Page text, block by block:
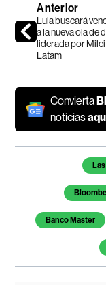
Anterior
Lula buscará
a la nueva ola de
liderada por Milei
Latam
Convierta
noticias
Temas de este
Banco Master